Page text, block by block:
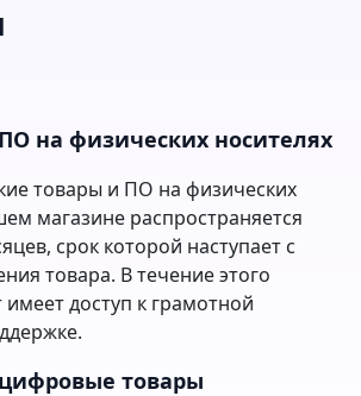
на физических носителях
товары и ПО на физических
магазине распространяется
срок которой наступает с
товара. В течение этого
доступ к грамотной
товары